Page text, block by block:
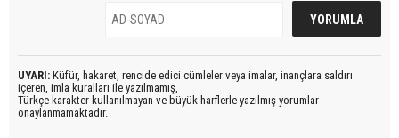
UYARI: Küfür, hakaret, rencide edici cümleler veya imalar, inançlara saldırı
içeren, imla kuralları ile yazılmamış,
Türkçe karakter kullanılmayan ve büyük harflerle yazılmış yorumlar
onaylanmamaktadır.